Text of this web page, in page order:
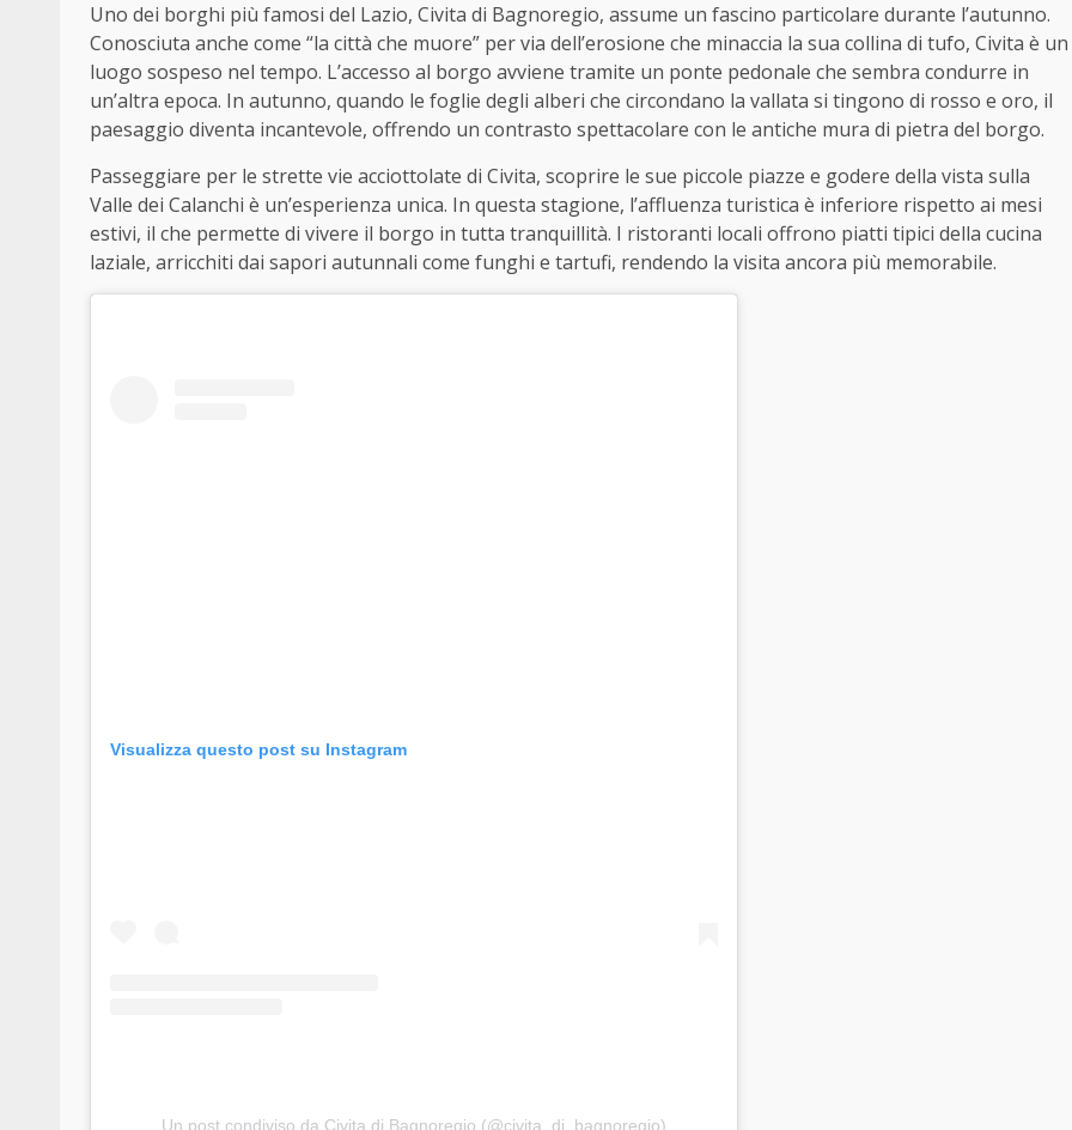
Uno dei borghi più famosi del Lazio, Civita di Bagnoregio, assume un fascino particolare durante l’autunno.
Conosciuta anche come “la città che muore” per via dell’erosione che minaccia la sua collina di tufo, Civita è un
luogo sospeso nel tempo. L’accesso al borgo avviene tramite un ponte pedonale che sembra condurre in
un’altra epoca. In autunno, quando le foglie degli alberi che circondano la vallata si tingono di rosso e oro, il
paesaggio diventa incantevole, offrendo un contrasto spettacolare con le antiche mura di pietra del borgo.
Passeggiare per le strette vie acciottolate di Civita, scoprire le sue piccole piazze e godere della vista sulla
Valle dei Calanchi è un’esperienza unica. In questa stagione, l’affluenza turistica è inferiore rispetto ai mesi
estivi, il che permette di vivere il borgo in tutta tranquillità. I ristoranti locali offrono piatti tipici della cucina
laziale, arricchiti dai sapori autunnali come funghi e tartufi, rendendo la visita ancora più memorabile.
Visualizza questo post su Instagram
Un post condiviso da Civita di Bagnoregio (@civita_di_bagnoregio)